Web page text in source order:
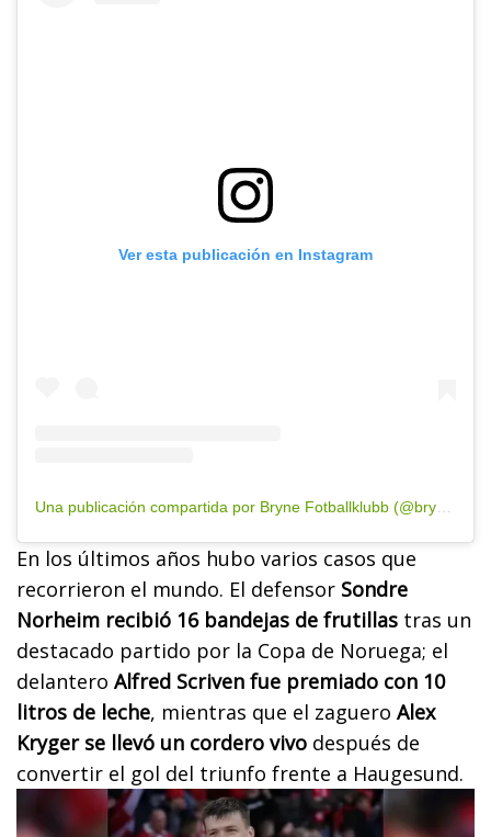
Ver esta publicación en Instagram
Una publicación compartida por Bryne Fotballklubb (@brynefotball)
En los últimos años hubo varios casos que
recorrieron el mundo. El defensor Sondre
Norheim recibió 16 bandejas de frutillas tras un
destacado partido por la Copa de Noruega; el
delantero Alfred Scriven fue premiado con 10
litros de leche, mientras que el zaguero Alex
Kryger se llevó un cordero vivo después de
convertir el gol del triunfo frente a Haugesund.